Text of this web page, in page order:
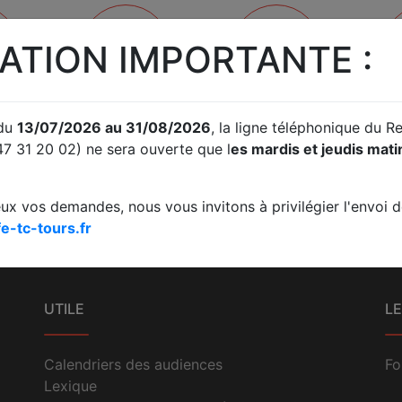
JUDICIAIRE
entreprises
PRISE DE RENDEZ-
VOUS
UTILE
Calendriers des audiences
Lexique
IMPORTANTE :
13/07/2026 au 31/08/2026, la ligne téléphonique du
31 20 02) ne sera ouverte que les mardis et jeudis
vos demandes, nous vous invitons à privilégier l'envoi
tc-tours.fr